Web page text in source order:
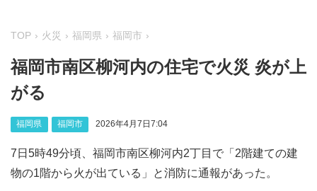
TOP 火災 福岡県 福岡市
福岡市南区柳河内の住宅で火災 炎が上
がる
福岡県 福岡市 2026年4月7日7:04
7日5時49分頃、福岡市南区柳河内2丁目で「2階建ての建
物の1階から火が出ている」と消防に通報があった。